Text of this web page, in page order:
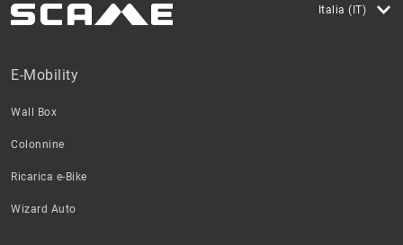
Italia (IT)
E-Mobility
Wall Box
Colonnine
Ricarica e-Bike
Wizard Auto